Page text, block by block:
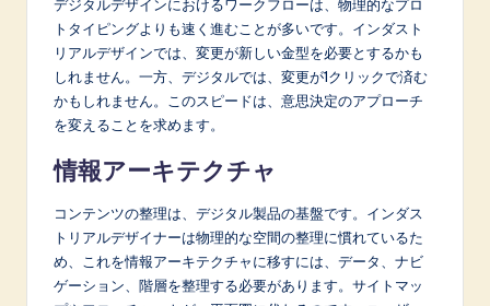
デジタルデザインにおけるワークフローは、物理的なプロ
トタイピングよりも速く進むことが多いです。インダスト
リアルデザインでは、変更が新しい金型を必要とするかも
しれません。一方、デジタルでは、変更が1クリックで済む
かもしれません。このスピードは、意思決定のアプローチ
を変えることを求めます。
情報アーキテクチャ
コンテンツの整理は、デジタル製品の基盤です。インダス
トリアルデザイナーは物理的な空間の整理に慣れているた
め、これを情報アーキテクチャに移すには、データ、ナビ
ゲーション、階層を整理する必要があります。サイトマッ